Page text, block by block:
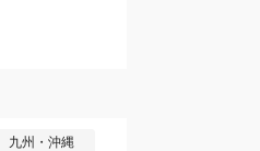
九州・沖縄